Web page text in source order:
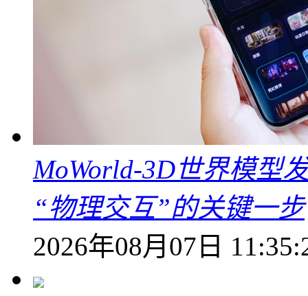
MoWorld-3D世界模型
“物理交互”的关键一步
2026年08月07日